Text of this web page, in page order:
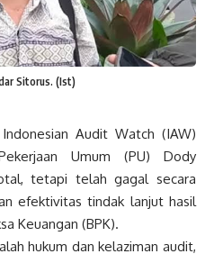
Sitorus. (Ist)
Indonesian Audit Watch (IAW)
Umum (PU) Dody
tetapi telah gagal secara
efektivitas tindak lanjut hasil
Keuangan (BPK).
hukum dan kelaziman audit,